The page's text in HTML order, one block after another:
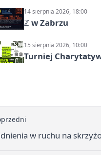
14 sierpnia 2026, 18:00
ℤ w Zabrzu
15 sierpnia 2026, 10:00
Turniej
w ruchu na